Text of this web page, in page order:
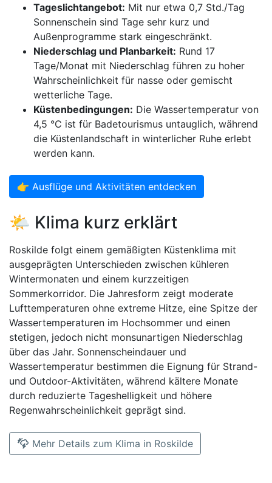
Tageslichtangebot: Mit nur etwa 0,7 Std./Tag
Sonnenschein sind Tage sehr kurz und
Außenprogramme stark eingeschränkt.
Niederschlag und Planbarkeit: Rund 17
Tage/Monat mit Niederschlag führen zu hoher
Wahrscheinlichkeit für nasse oder gemischt
wetterliche Tage.
Küstenbedingungen: Die Wassertemperatur von
4,5 °C ist für Badetourismus untauglich, während
die Küstenlandschaft in winterlicher Ruhe erlebt
werden kann.
👉 Ausflüge und Aktivitäten entdecken
🌤️ Klima kurz erklärt
Roskilde folgt einem gemäßigten Küstenklima mit
ausgeprägten Unterschieden zwischen kühleren
Wintermonaten und einem kurzzeitigen
Sommerkorridor. Die Jahresform zeigt moderate
Lufttemperaturen ohne extreme Hitze, eine Spitze der
Wassertemperaturen im Hochsommer und einen
stetigen, jedoch nicht monsunartigen Niederschlag
über das Jahr. Sonnenscheindauer und
Wassertemperatur bestimmen die Eignung für Strand-
und Outdoor-Aktivitäten, während kältere Monate
durch reduzierte Tageshelligkeit und höhere
Regenwahrscheinlichkeit geprägt sind.
Mehr Details zum Klima in Roskilde